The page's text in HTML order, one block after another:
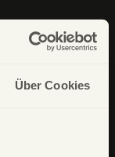
Über Cookies